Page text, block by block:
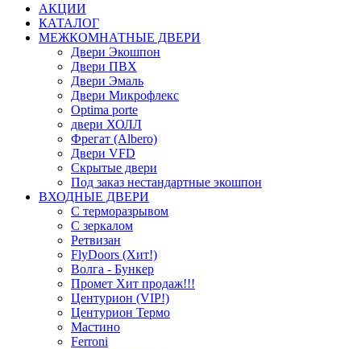
АКЦИИ
КАТАЛОГ
МЕЖКОМНАТНЫЕ ДВЕРИ
Двери Экошпон
Двери ПВХ
Двери Эмаль
Двери Микрофлекс
Optima porte
двери ХОЛЛ
Фрегат (Albero)
Двери VFD
Скрытые двери
Под заказ нестандартные экошпон
ВХОДНЫЕ ДВЕРИ
С терморазрывом
С зеркалом
Ретвизан
FlyDoors (Хит!)
Волга - Бункер
Промет Хит продаж!!!
Центурион (VIP!)
Центурион Термо
Мастино
Ferroni